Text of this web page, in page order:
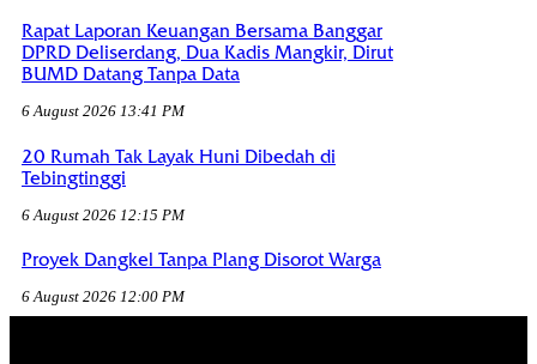
Rapat Laporan Keuangan Bersama Banggar
DPRD Deliserdang, Dua Kadis Mangkir, Dirut
BUMD Datang Tanpa Data
6 August 2026 13:41 PM
20 Rumah Tak Layak Huni Dibedah di
Tebingtinggi
6 August 2026 12:15 PM
Proyek Dangkel Tanpa Plang Disorot Warga
6 August 2026 12:00 PM